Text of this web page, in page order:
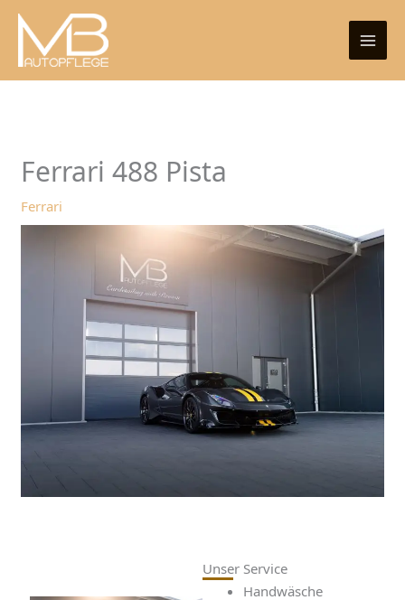
Zum
Inhalt
springen
Ferrari 488 Pista
Ferrari
Unser Service
Handwäsche